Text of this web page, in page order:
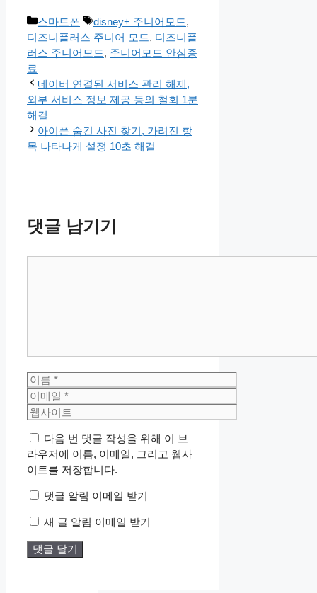
카
테
고
스마트폰
태
그
disney+ 주니어모드,
디즈니플러스 주니어 모드, 디즈니플
러스 주니어모드, 주니어모드 안심종
료
네이버 연결된 서비스 관리 해제,
외부 서비스 정보 제공 동의 철회 1분
해결
아이폰 숨긴 사진 찾기, 가려진 항
목 나타나게 설정 10초 해결
댓글 남기기
이
름
이
메
웹
이
트
다음 번 댓글 작성을 위해 이 브
라우저에 이름, 이메일, 그리고 웹사
이트를 저장합니다.
댓글 알림 이메일 받기
새 글 알림 이메일 받기